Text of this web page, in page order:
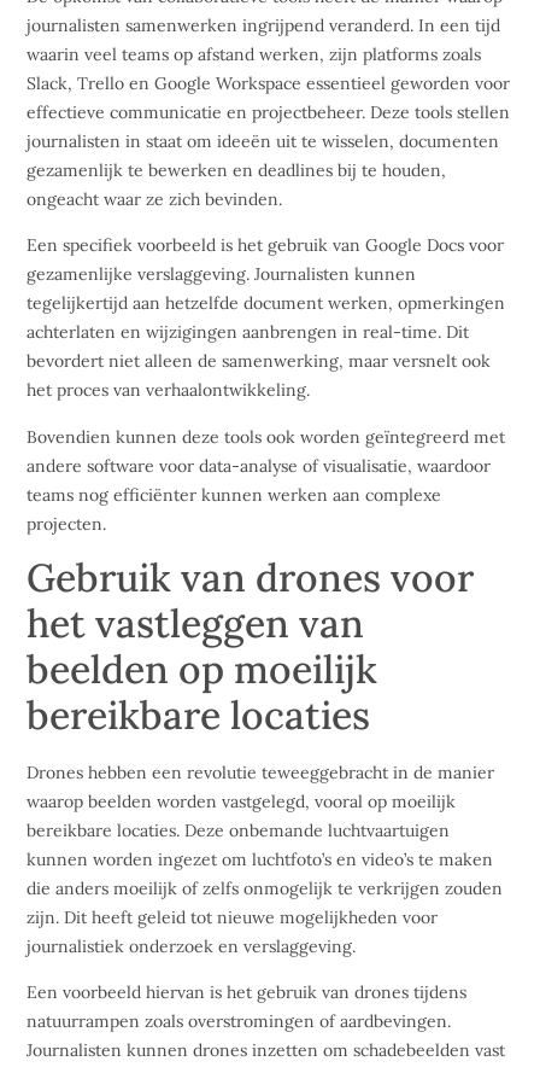
journalisten samenwerken ingrijpend veranderd. In een tijd
waarin veel teams op afstand werken, zijn platforms zoals
Slack, Trello en Google Workspace essentieel geworden voor
effectieve communicatie en projectbeheer. Deze tools stellen
journalisten in staat om ideeën uit te wisselen, documenten
gezamenlijk te bewerken en deadlines bij te houden,
ongeacht waar ze zich bevinden.
Een specifiek voorbeeld is het gebruik van Google Docs voor
gezamenlijke verslaggeving. Journalisten kunnen
tegelijkertijd aan hetzelfde document werken, opmerkingen
achterlaten en wijzigingen aanbrengen in real-time. Dit
bevordert niet alleen de samenwerking, maar versnelt ook
het proces van verhaalontwikkeling.
Bovendien kunnen deze tools ook worden geïntegreerd met
andere software voor data-analyse of visualisatie, waardoor
teams nog efficiënter kunnen werken aan complexe
projecten.
Gebruik van drones voor
het vastleggen van
beelden op moeilijk
bereikbare locaties
Drones hebben een revolutie teweeggebracht in de manier
waarop beelden worden vastgelegd, vooral op moeilijk
bereikbare locaties. Deze onbemande luchtvaartuigen
kunnen worden ingezet om luchtfoto’s en video’s te maken
die anders moeilijk of zelfs onmogelijk te verkrijgen zouden
zijn. Dit heeft geleid tot nieuwe mogelijkheden voor
journalistiek onderzoek en verslaggeving.
Een voorbeeld hiervan is het gebruik van drones tijdens
natuurrampen zoals overstromingen of aardbevingen.
Journalisten kunnen drones inzetten om schadebeelden vast